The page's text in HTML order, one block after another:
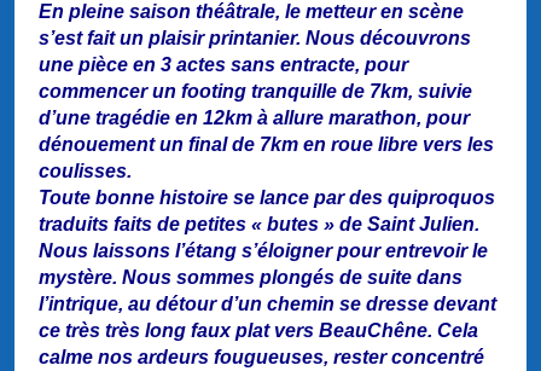
En pleine saison théâtrale, le metteur en scène
s’est fait un plaisir printanier. Nous découvrons
une pièce en 3 actes sans entracte, pour
commencer un footing tranquille de 7km, suivie
d’une tragédie en 12km à allure marathon, pour
dénouement un final de 7km en roue libre vers les
coulisses.
Toute bonne histoire se lance par des quiproquos
traduits faits de petites « butes » de Saint Julien.
Nous laissons l’étang s’éloigner pour entrevoir le
mystère. Nous sommes plongés de suite dans
l’intrique, au détour d’un chemin se dresse devant
ce très très long faux plat vers BeauChêne. Cela
calme nos ardeurs fougueuses, rester concentré